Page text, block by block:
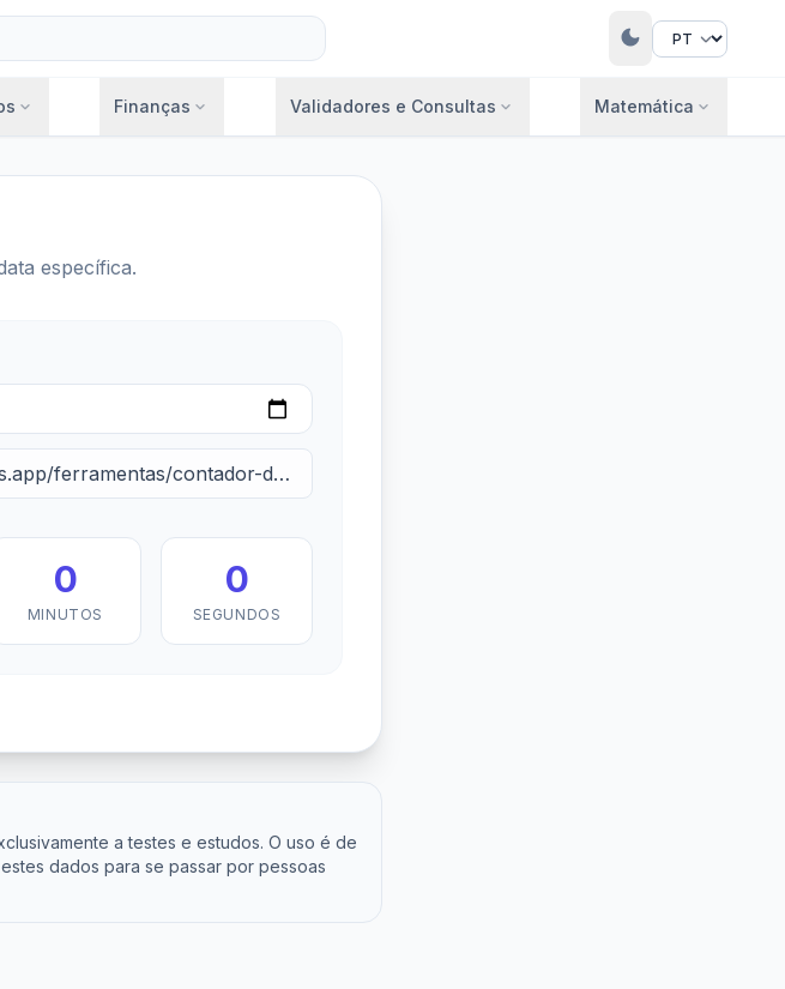
dark_mode
expand_more Finanças expand_more Validadores e Consultas expand_more Matemática expand_more
específica.
0
MINUTOS
0
SEGUNDOS
a testes e estudos. O uso é de
dados para se passar por pessoas